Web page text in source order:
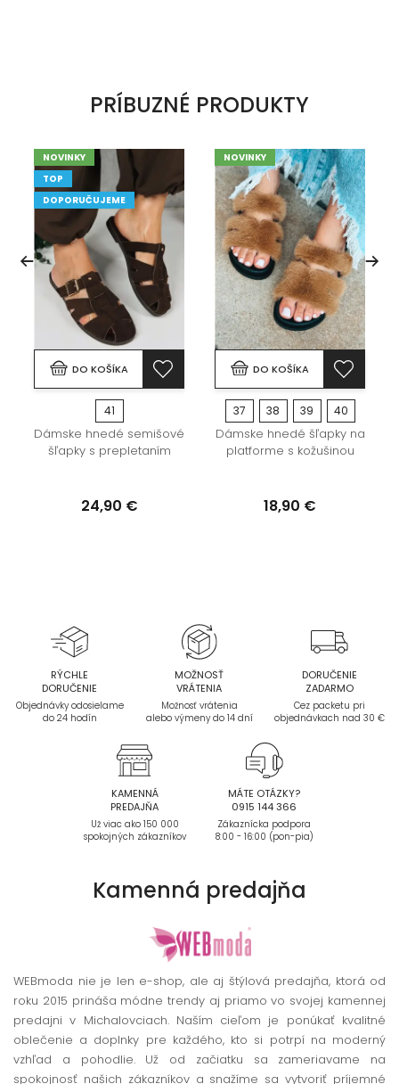
PRÍBUZNÉ PRODUKTY
NOVINKY
TOP
DOPORUČUJEME
DO KOŠÍKA
41
Dámske hnedé semišové
šľapky s prepletaním
24,90 €
NOVINKY
DO KOŠÍKA
37 38 39 40
Dámske hnedé šľapky na
platforme s kožušinou
18,90 €
RÝCHLE
DORUČENIE
Objednávky odosielame
do 24 hodín
MOŽNOSŤ
VRÁTENIA
Možnosť vrátenia
alebo výmeny do 14 dní
DORUČENIE
ZADARMO
Cez packetu pri
objednávkach nad 30 €
KAMENNÁ
PREDAJŇA
Už viac ako 150 000
spokojných zákazníkov
MÁTE OTÁZKY?
0915 144 366
Zákaznícka podpora
8:00 - 16:00 (pon-pia)
Kamenná predajňa
WEBmoda nie je len e-shop, ale aj štýlová predajňa, ktorá od
roku 2015 prináša módne trendy aj priamo vo svojej kamennej
predajni v Michalovciach. Naším cieľom je ponúkať kvalitné
oblečenie a doplnky pre každého, kto si potrpí na moderný
vzhľad a pohodlie. Už od začiatku sa zameriavame na
spokojnosť našich zákazníkov a snažíme sa vytvoriť príjemné